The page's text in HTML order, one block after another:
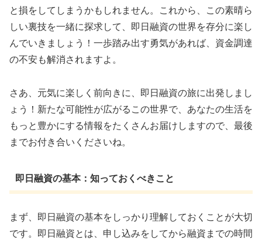
と損をしてしまうかもしれません。これから、この素晴ら
しい裏技を一緒に探求して、即日融資の世界を存分に楽し
んでいきましょう！一歩踏み出す勇気があれば、資金調達
の不安も解消されますよ。
さあ、元気に楽しく前向きに、即日融資の旅に出発しまし
ょう！新たな可能性が広がるこの世界で、あなたの生活を
もっと豊かにする情報をたくさんお届けしますので、最後
までお付き合いくださいね。
即日融資の基本：知っておくべきこと
まず、即日融資の基本をしっかり理解しておくことが大切
です。即日融資とは、申し込みをしてから融資までの時間